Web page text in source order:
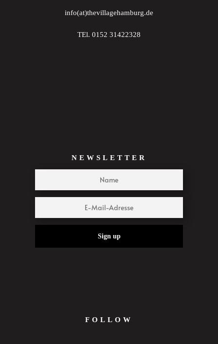
info(at)thevillagehamburg.de
TEl. 0152 31422328
NEWSLETTER
Sign up
FOLLOW